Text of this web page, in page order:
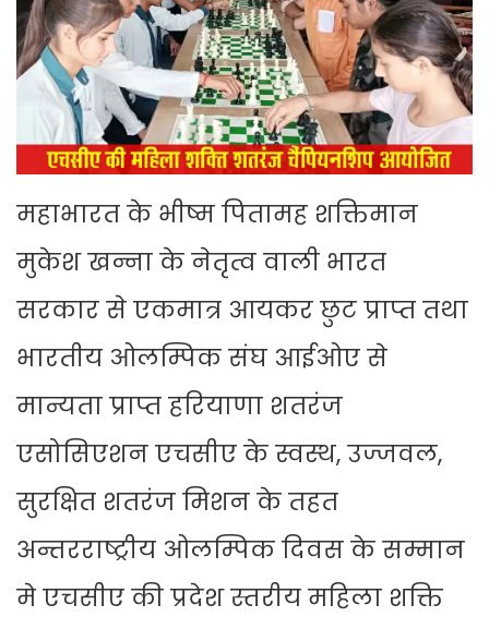
महाभारत के भीष्म पितामह शक्तिमान
मुकेश खन्ना के नेतृत्व वाली भारत
सरकार से एकमात्र आयकर छुट प्राप्त तथा
भारतीय ओलम्पिक संघ आईओए से
मान्यता प्राप्त हरियाणा शतरंज
एसोसिएशन एचसीए के स्वस्थ, उज्जवल,
सुरक्षित शतरंज मिशन के तहत
अन्तरराष्ट्रीय ओलम्पिक दिवस के सम्मान
मे एचसीए की प्रदेश स्तरीय महिला शक्ति